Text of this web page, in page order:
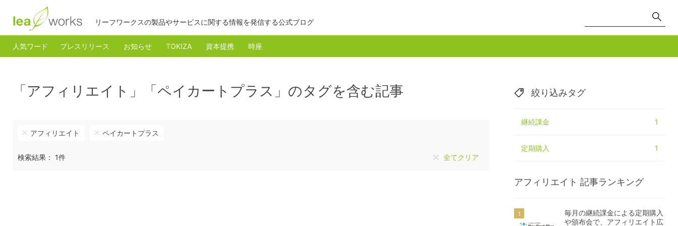
リーフワークスの製品やサービスに関する情報を発信する公式ブログ
人気ワード プレスリリース お知らせ TOKIZA 資本提携 時座
「アフィリエイト」「ペイカートプラス」のタグを含む記事
アフィリエイト ペイカートプラス
検索結果： 1件 全てクリア
絞り込みタグ
継続課金 1
定期購入 1
アフィリエイト 記事ランキング
毎月の継続課金による定期購入
や頒布会で、アフィリエイト広